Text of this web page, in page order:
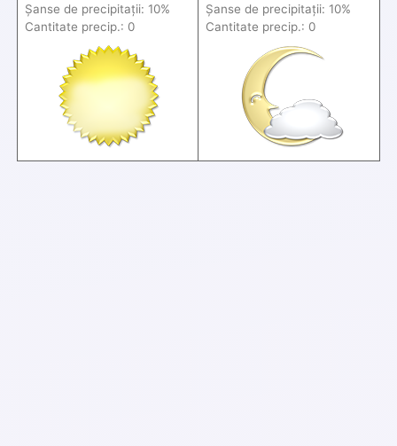
Șanse de precipitații: 10%
Cantitate precip.: 0
Șanse de precipitații: 10%
Cantitate precip.: 0